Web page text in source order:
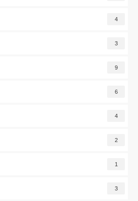
4
3
9
6
4
2
1
3